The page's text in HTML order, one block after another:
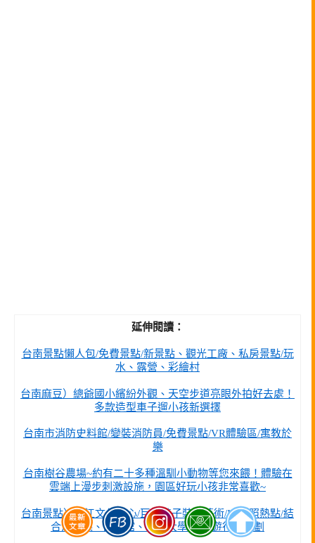
延伸閱讀：
台南景點懶人包/免費景點/新景點、觀光工廠、私房景點/玩
水、露營、彩繪村
台南麻豆）總爺國小繽紛外觀、天空步道亮眼外拍好去處！
多款造型車子遛小孩新選擇
台南市消防史料館/變裝消防員/免費景點/VR體驗區/寓教於
樂
台南樹谷農場~約有二十多種溫馴小動物等您來餵！體驗在
雲端上漫步刺激設施，園區好玩小孩非常喜歡~
台南景點）台江文化中心/巨大椅子裝置藝術/IG拍照熱點/結
合演藝廳、圖畫館、社區大學/二日遊行程規劃